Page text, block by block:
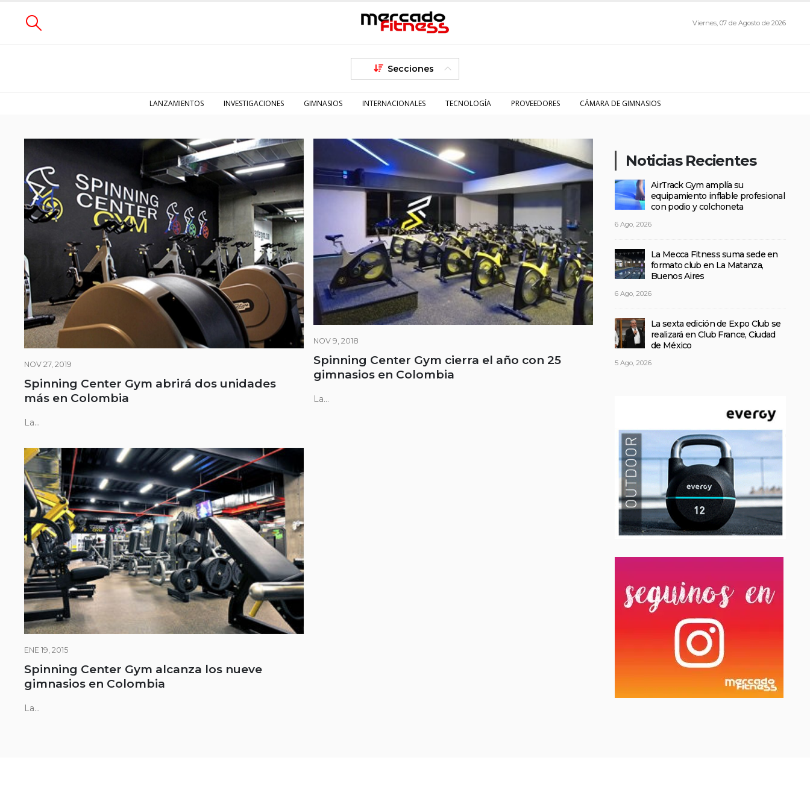
Viernes, 07 de Agosto de 2026
Secciones
LANZAMIENTOS INVESTIGACIONES GIMNASIOS INTERNACIONALES TECNOLOGÍA PROVEEDORES CÁMARA DE GIMNASIOS
NOV 27, 2019
Spinning Center Gym abrirá dos unidades
más en Colombia
La...
NOV 9, 2018
Spinning Center Gym cierra el año con 25
gimnasios en Colombia
La...
ENE 19, 2015
Spinning Center Gym alcanza los nueve
gimnasios en Colombia
La...
Noticias Recientes
AirTrack Gym amplía su
equipamiento inflable profesional
con podio y colchoneta
6 Ago, 2026
La Mecca Fitness suma sede en
formato club en La Matanza,
Buenos Aires
6 Ago, 2026
La sexta edición de Expo Club se
realizará en Club France, Ciudad
de México
5 Ago, 2026